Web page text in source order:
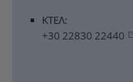
ΚΤΕΛ:
+30 22830 22440